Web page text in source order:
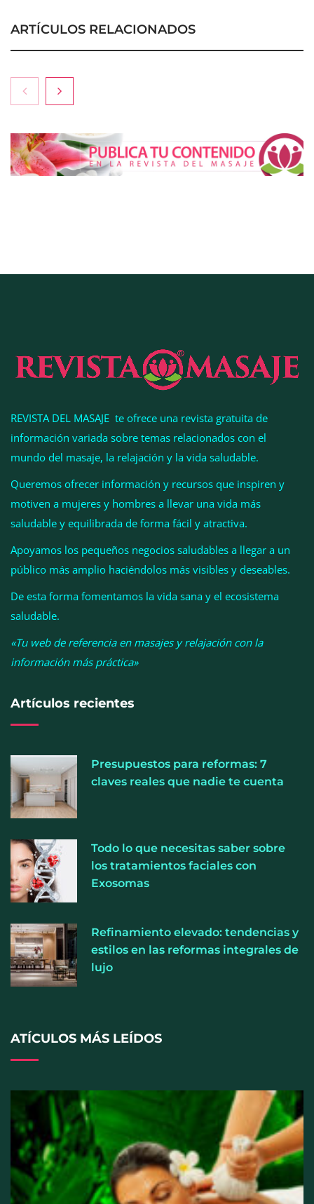
ARTÍCULOS RELACIONADOS
La luz roja, el nuevo aftersun, actúa en la
La medicina estética gira hacia la naturalidad:
cada vez más pacientes buscan verse mejor sin
cambiar sus rasgos, según la Clínica Mética
humedad prolongada, claves para prevenir una de
las infecciones más frecuentes
fuerza y la salud ganan terreno a la clásica
‘pérdida de peso’, según Distrito Estudio
REVISTA DEL MASAJE te ofrece una revista gratuita de
información variada sobre temas relacionados con el
mundo del masaje, la relajación y la vida saludable.
Queremos ofrecer información y recursos que inspiren y
motiven a mujeres y hombres a llevar una vida más
saludable y equilibrada de forma fácil y atractiva.
Apoyamos los pequeños negocios saludables a llegar a un
público más amplio haciéndolos más visibles y deseables.
De esta forma fomentamos la vida sana y el ecosistema
saludable.
«Tu web de referencia en masajes y relajación con la
información más práctica»
Artículos recientes
Presupuestos para reformas: 7
claves reales que nadie te cuenta
Todo lo que necesitas saber sobre
los tratamientos faciales con
Exosomas
Refinamiento elevado: tendencias y
estilos en las reformas integrales de
lujo
ATÍCULOS MÁS LEÍDOS